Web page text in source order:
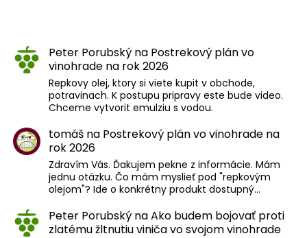
Peter Porubský na Postrekový plán vo
vinohrade na rok 2026
Repkovy olej, ktory si viete kupit v obchode,
potravinach. K postupu pripravy este bude video.
Chceme vytvorit emulziu s vodou.
tomáš na Postrekový plán vo vinohrade na
rok 2026
Zdravím Vás. Ďakujem pekne z informácie. Mám
jednu otázku. Čo mám myslieť pod "repkovým
olejom"? Ide o konkrétny produkt dostupný…
Peter Porubský naAko budem bojovať proti
zlatému žltnutiu viniča vo svojom vinohrade